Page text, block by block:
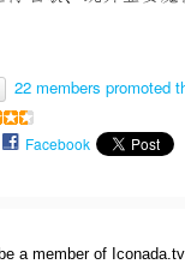
22 members promoted
Facebook
a member of